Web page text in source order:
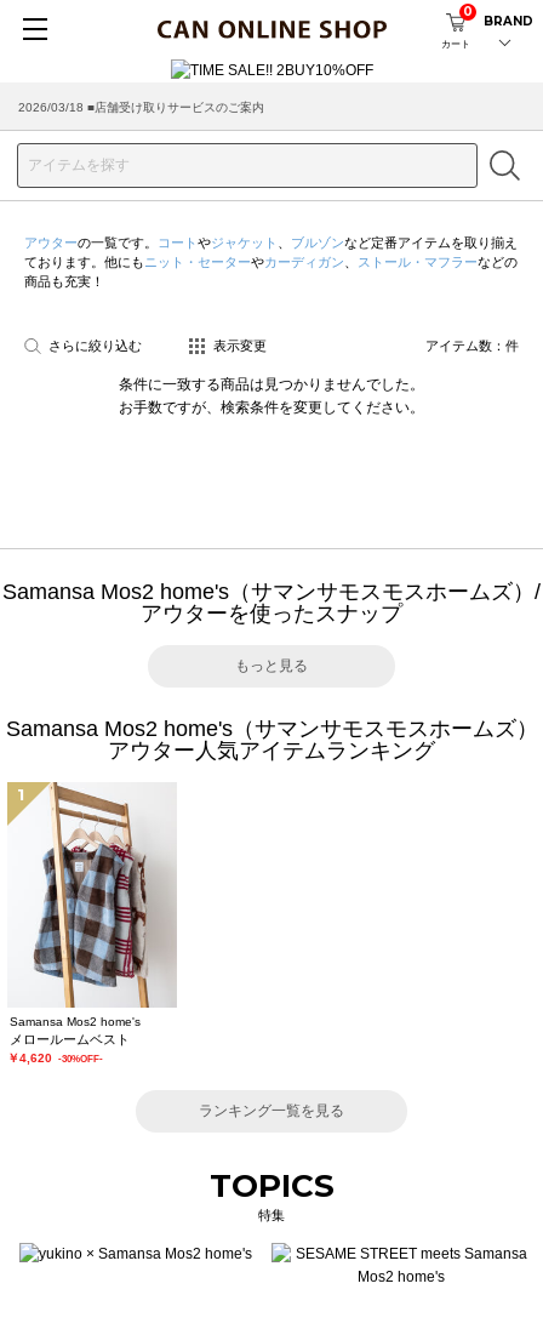
カート
0
BRAND
2026/03/18 ■店舗受け取りサービスのご案内
アウターの一覧です。 コート やジャケット ブルゾンなど定番アイテムを取り揃え
ております。他にも ニット・セーターやカーディガン ストール・マフラーなどの
商品も充実！
さらに絞り込む 表示変更 アイテム数： 件
条件に一致する商品は見つかりませんでした。
お手数ですが、検索条件を変更してください。
Samansa Mos2 home's（サマンサモスモスホームズ）/
アウターを使ったスナップ
もっと見る
Samansa Mos2 home's（サマンサモスモスホームズ）
アウター人気アイテムランキング
1
Samansa Mos2 home's
メロールームベスト
￥4,620 -30%OFF-
ランキング一覧を見る
TOPICS
特集